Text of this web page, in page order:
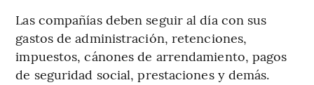
Las compañías deben seguir al día con sus
gastos de administración, retenciones,
impuestos, cánones de arrendamiento, pagos
de seguridad social, prestaciones y demás.